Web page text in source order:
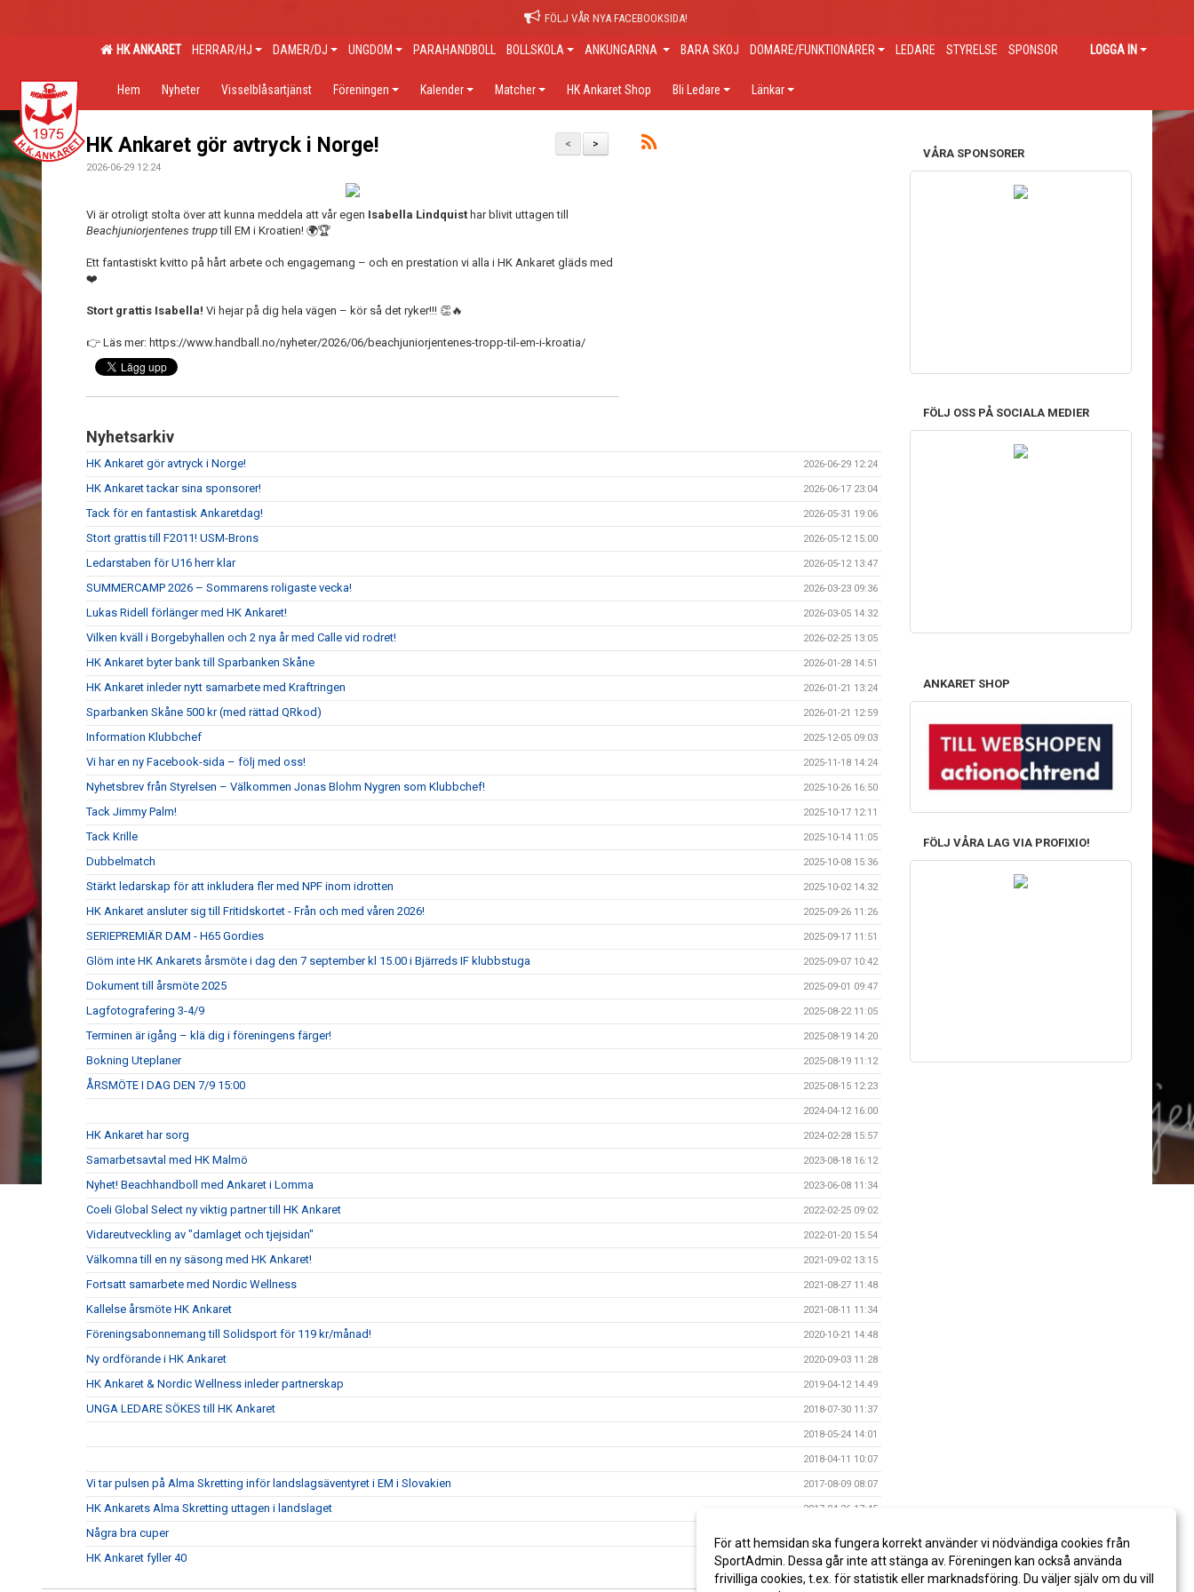
FÖLJ VÅR NYA FACEBOOKSIDA!
HK ANKARET HERRAR/HJ DAMER/DJ UNGDOM PARAHANDBOLL BOLLSKOLA ANKUNGARNA BARA SKOJ DOMARE/FUNKTIONÄRER LEDARE STYRELSE SPONSOR LOGGA IN
Hem Nyheter Visselblåsartjänst Föreningen Kalender Matcher HK Ankaret Shop Bli Ledare Länkar
>
<
HK Ankaret gör avtryck i Norge!
2026-06-29 12:24
Vi är otroligt stolta över att kunna meddela att vår egen Isabella Lindquist har blivit uttagen till
Beachjuniorjentenes trupptill EM i Kroatien! 🌍🏆
Ett fantastiskt kvitto på hårt arbete och engagemang – och en prestation vi alla i HK Ankaret gläds med
❤️
Stort grattis Isabella! Vi hejar på dig hela vägen – kör så det ryker!!! 👏🔥
👉 Läs mer: https://www.handball.no/nyheter/2026/06/beachjuniorjentenes-tropp-til-em-i-kroatia/
Nyhetsarkiv
HK Ankaret gör avtryck i Norge! 2026-06-29 12:24
HK Ankaret tackar sina sponsorer! 2026-06-17 23:04
Tack för en fantastisk Ankaretdag! 2026-05-31 19:06
Stort grattis till F2011! USM-Brons 2026-05-12 15:00
Ledarstaben för U16 herr klar 2026-05-12 13:47
SUMMERCAMP 2026 – Sommarens roligaste vecka! 2026-03-23 09:36
Lukas Ridell förlänger med HK Ankaret! 2026-03-05 14:32
Vilken kväll i Borgebyhallen och 2 nya år med Calle vid rodret! 2026-02-25 13:05
HK Ankaret byter bank till Sparbanken Skåne 2026-01-28 14:51
HK Ankaret inleder nytt samarbete med Kraftringen 2026-01-21 13:24
Sparbanken Skåne 500 kr (med rättad QRkod) 2026-01-21 12:59
Information Klubbchef 2025-12-05 09:03
Vi har en ny Facebook-sida – följ med oss! 2025-11-18 14:24
Nyhetsbrev från Styrelsen – Välkommen Jonas Blohm Nygren som Klubbchef! 2025-10-26 16:50
Tack Jimmy Palm! 2025-10-17 12:11
Tack Krille 2025-10-14 11:05
Dubbelmatch 2025-10-08 15:36
Stärkt ledarskap för att inkludera fler med NPF inom idrotten 2025-10-02 14:32
HK Ankaret ansluter sig till Fritidskortet - Från och med våren 2026! 2025-09-26 11:26
SERIEPREMIÄR DAM - H65 Gordies 2025-09-17 11:51
Glöm inte HK Ankarets årsmöte i dag den 7 september kl 15.00 i Bjärreds IF klubbstuga 2025-09-07 10:42
Dokument till årsmöte 2025 2025-09-01 09:47
Lagfotografering 3-4/9 2025-08-22 11:05
Terminen är igång – klä dig i föreningens färger! 2025-08-19 14:20
Bokning Uteplaner 2025-08-19 11:12
ÅRSMÖTE I DAG DEN 7/9 15:00 2025-08-15 12:23
2024-04-12 16:00
HK Ankaret har sorg 2024-02-28 15:57
Samarbetsavtal med HK Malmö 2023-08-18 16:12
Nyhet! Beachhandboll med Ankaret i Lomma 2023-06-08 11:34
Coeli Global Select ny viktig partner till HK Ankaret 2022-02-25 09:02
Vidareutveckling av "damlaget och tjejsidan" 2022-01-20 15:54
Välkomna till en ny säsong med HK Ankaret! 2021-09-02 13:15
Fortsatt samarbete med Nordic Wellness 2021-08-27 11:48
Kallelse årsmöte HK Ankaret 2021-08-11 11:34
Föreningsabonnemang till Solidsport för 119 kr/månad! 2020-10-21 14:48
Ny ordförande i HK Ankaret 2020-09-03 11:28
HK Ankaret & Nordic Wellness inleder partnerskap 2019-04-12 14:49
UNGA LEDARE SÖKES till HK Ankaret 2018-07-30 11:37
2018-05-24 14:01
2018-04-11 10:07
Vi tar pulsen på Alma Skretting inför landslagsäventyret i EM i Slovakien 2017-08-09 08:07
HK Ankarets Alma Skretting uttagen i landslaget 2017-04-26 17:45
Några bra cuper
HK Ankaret fyller 40 2015-09-02 20:32
VÅRA SPONSORER
FÖLJ OSS PÅ SOCIALA MEDIER
ANKARET SHOP
FÖLJ VÅRA LAG VIA PROFIXIO!
För att hemsidan ska fungera korrekt använder vi nödvändiga cookies från
SportAdmin. Dessa går inte att stänga av. Föreningen kan också använda
frivilliga cookies, t.ex. för statistik eller marknadsföring. Du väljer själv om du vill